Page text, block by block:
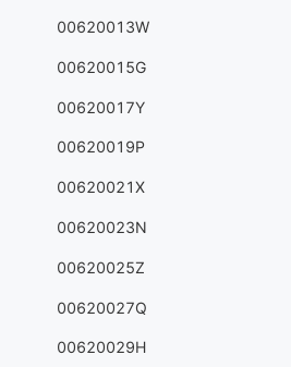
00620013W
00620015G
00620017Y
00620019P
00620021X
00620023N
00620025Z
00620027Q
00620029H